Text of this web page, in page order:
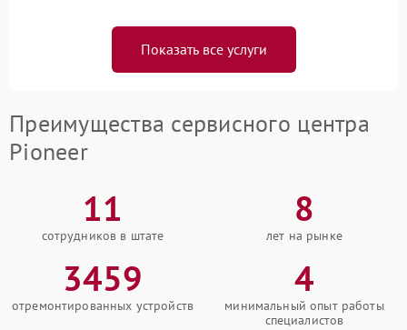
Показать все услуги
Преимущества сервисного центра
Pioneer
11
сотрудников в штате
8
лет на рынке
3459
отремонтированных устройств
4
минимальный опыт работы
специалистов